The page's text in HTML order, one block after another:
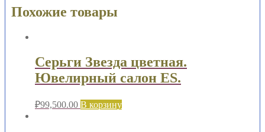
золота
пробы
цирконами,
Ювелирный
Похожие товары
Серьги Звезда цветная.
Ювелирный салон ES.
₽99,500.00 В корзину